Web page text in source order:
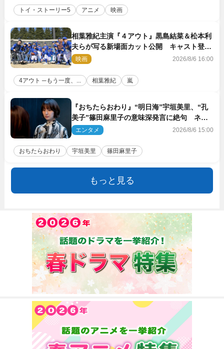
トイ・ストーリー5 アニメ 映画
相葉雅紀主演『４アウト』黒島結菜＆松本利
夫らが写る新場面カット公開 キャスト登壇
イベントも決定
映画 2026/8/6 16:00
4アウト ─もう一度、... 相葉雅紀 嵐
『おちたらおわり』“明日海”宇垣美里、“孔
美子”篠田麻里子の意味深発言に絶句 ネッ
ト驚き「まさか」「意外な展開」
エンタメ 2026/8/6 15:00
おちたらおわり 宇垣美里 篠田麻里子
もっと見る